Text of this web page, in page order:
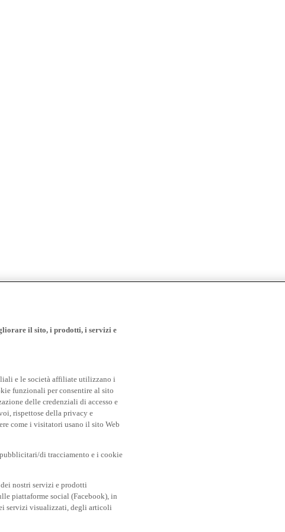
il sito, i prodotti, i servizi e
e le società affiliate utilizzano i
funzionali per consentire al sito
delle credenziali di accesso e
rispettose della privacy e
come i visitatori usano il sito Web
di tracciamento e i cookie
nostri servizi e prodotti
piattaforme social (Facebook), in
servizi visualizzati, degli articoli